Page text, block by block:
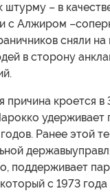
штурму – в
с Алжиром
сняли на
в сторону
причина кроется в
удерживает
Ранее этой
поддерживает
с 1973 года